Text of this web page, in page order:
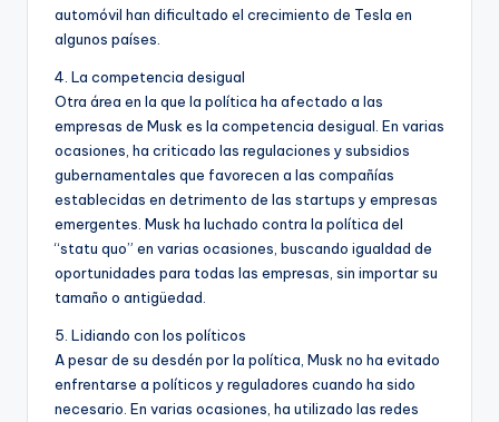
automóvil han dificultado el crecimiento de Tesla en
algunos países.
4. La competencia desigual
Otra área en la que la política ha afectado a las
empresas de Musk es la competencia desigual. En varias
ocasiones, ha criticado las regulaciones y subsidios
gubernamentales que favorecen a las compañías
establecidas en detrimento de las startups y empresas
emergentes. Musk ha luchado contra la política del
“statu quo” en varias ocasiones, buscando igualdad de
oportunidades para todas las empresas, sin importar su
tamaño o antigüedad.
5. Lidiando con los políticos
A pesar de su desdén por la política, Musk no ha evitado
enfrentarse a políticos y reguladores cuando ha sido
necesario. En varias ocasiones, ha utilizado las redes